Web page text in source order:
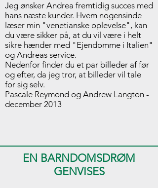
Jeg ønsker Andrea fremtidig succes med
hans næste kunder. Hvem nogensinde
læser min "venetianske oplevelse", kan
du være sikker på, at du vil være i helt
sikre hænder med "Ejendomme i Italien"
og Andreas service.
Nedenfor finder du et par billeder af før
og efter, da jeg tror, at billeder vil tale
for sig selv.
Pascale Reymond og Andrew Langton -
december 2013
EN BARNDOMSDRØM
GENVISES